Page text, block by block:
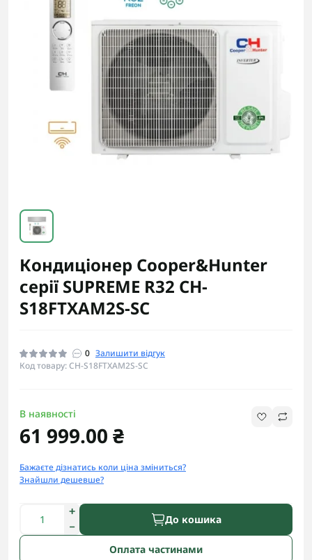
Кондиціонер Cooper&Hunter
серії SUPREME R32 CH-
S18FTXAM2S-SC
0 Залишити відгук
Код товару: CH-S18FTXAM2S-SC
В наявності
61 999.00 ₴
Бажаєте дізнатись коли ціна зміниться?
Знайшли дешевше?
До кошика
Оплата частинами